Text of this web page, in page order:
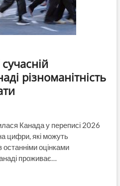
різноманітність
Канада у переписі 2026
цифри, які можуть
останніми оцінками
проживає…